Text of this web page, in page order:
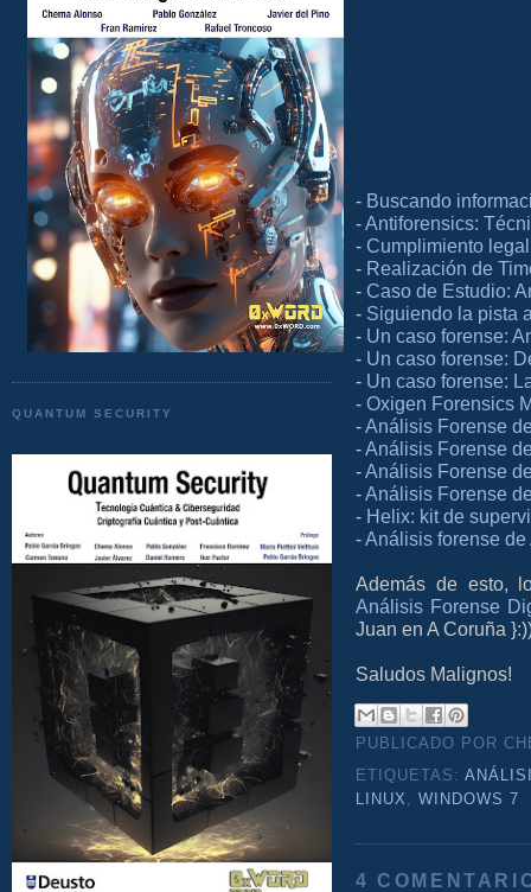
QUANTUM SECURITY
- Buscando
-Antiforensics:
- Cumplimiento
- Realización de
- Caso de Estudio:
- Siguiendo la pista
- Un caso forense:
- Un caso forense:
- Un caso forense:
- Oxigen Forensics
-Análisis Forense
-Análisis Forense
-Análisis Forense
-Análisis Forense
- Helix: kit de
-Análisis forense
Además de esto,
Análisis Forense
Juan en A Coruña
Saludos Malignos!
PUBLICADO POR
ETIQUETAS:
LINUX ,WINDOWS 7
4